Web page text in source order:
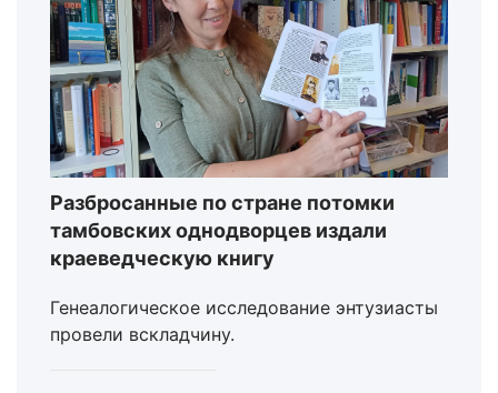
Разбросанные по стране потомки
тамбовских однодворцев издали
краеведческую книгу
Генеалогическое исследование энтузиасты
провели вскладчину.